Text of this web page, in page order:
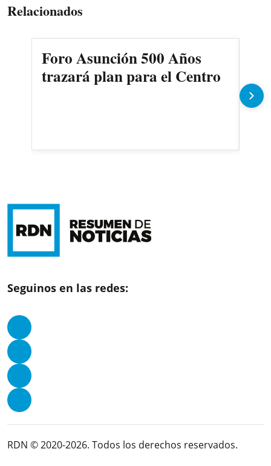
Relacionados
Foro Asunción 500 Años
trazará plan para el Centro
Seguinos en las redes:
RDN © 2020-2026. Todos los derechos reservados.